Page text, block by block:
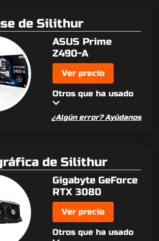
de Silithur
ASUS Prime
Z490-A
Ver precio
Otros que ha usado
¿Algún error? Ayúdanos
de Silithur
Gigabyte GeForce
RTX 3080
Ver precio
Otros que ha usado